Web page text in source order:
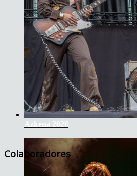
Azkena 2026
Colaboradores